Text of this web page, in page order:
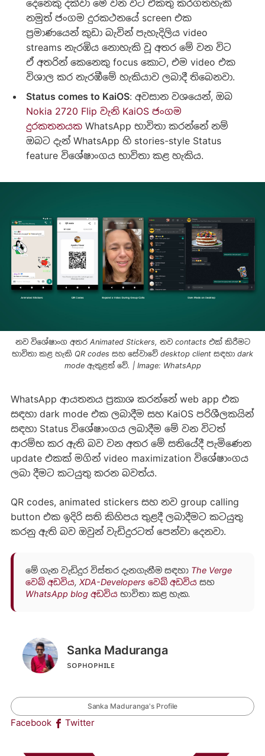
දෙනෙකු දක්වා මේ වන විට එකතු කරගතහැකි
නමුත් ජංගම දුරකථනයේ screen එක
‍ප්‍රමාණයෙන් කුඩා බැවින් පැහැදිලිය video
streams නැරඹිය නොහැකි වූ අතර මේ වන විට
ඒ අතරින් කෙනෙකු focus කොට, එම video එක
විශාල කර නැරඹීමේ හැකියාව ලබාදී තිබෙනවා.
Status comes to KaiOS: අවසාන වශයෙන්, ඔබ
Nokia 2720 Flip වැනි KaiOS ජංගම
දුරකතනයකWhatsApp භාවිතා කරන්නේ නම්
ඔබට දැන් WhatsApp හි stories-style Status
feature විශේෂාංගය භාවිතා කළ හැකිය.
නව විශේෂාංග අතර Animated Stickers, නව contacts එක් කිරීමට
භාවිතා කළ හැකි QR codes සහ සේවාවේ desktop client සඳහා dark
modeඇතුළත් වේ. | Image: WhatsApp
WhatsApp ආයතනය ප්‍රකාශ කරන්නේ web app එක
සඳහා dark mode එක ලබාදීම සහ KaiOS පරිශීලකයින්
සඳහා Status විශේෂාංගය ලබාදීම මේ වන විටත්
ආරම්භ කර ඇති බව වන අතර මේ සතියේදී පැමිණෙන
update එකක් මගින් video maximization විශේෂාංගය
ලබා දීමට කටයුතු කරන බවත්ය.
QR codes, animated stickers සහ නව group calling
button එක ඉදිරි සති කිහිපය තුළදී ලබාදීමට කටයුතු
කරනු ඇති බව ඔවුන් වැඩිදුරටත් පෙන්වා දෙනවා.
මේ ගැන වැඩිදුර විස්තර දැනගැනීම සඳහා The Verge
වෙබ් අඩවිය, XDA-Developers වෙබ් අඩවියසහ
WhatsApp blog අඩවියභාවිතා කළ හැක.
Sanka Maduranga
sᴏᴘʜᴏᴘʜɪʟᴇ
Sanka Maduranga's Profile
Facebook Twitter